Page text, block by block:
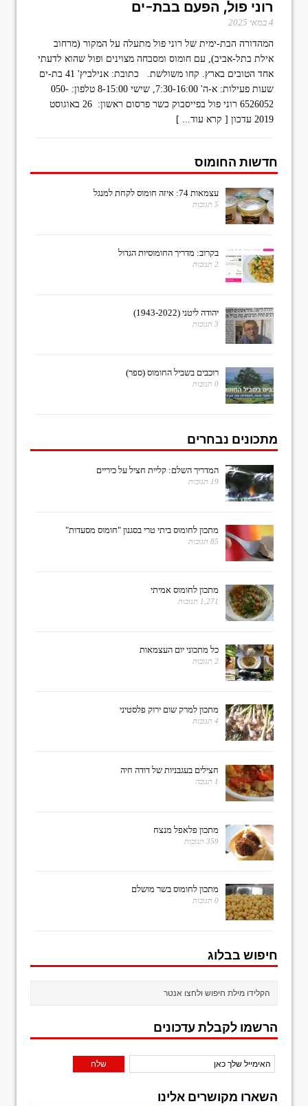
רוני פול, הפעם בבת-ים
4 במאי 2025
המהדורה הבת-ימית של רוני פול מתעלה על המקור (מרחוב
אילת בתל-אביב), עם חומוס ומסבחה מצוינים ופול שהוא לדעתי
אחד הטובים בארץ. קחו משולשת. כתובת: אנילביץ' 41 בת-ים
שעות פעילות: א-ה' 7:30-16:00, שישי 8-15:00 טלפון: 050-
6526052 רוני פול בפייסבוק כשר פרסום ראשון: 26 באוגוסט
2019 עדכון
[ קרא עוד... ]
חדשות החומוס
עצמאות 74: איזה חומוס לקחת למנגל
5 תגובות
בקרוב: מדריך החומוסיות הגדול
2 תגובות
יהודה ליטני (1943-2022)
3 תגובות
רוכבים בשביל החומוס (ספר)
0 תגובות
מתכונים נבחרים
המדריך השלם: קליית חציל על כיריים
19 תגובות
מתכון לחומוס ביתי טרי בסגנון "חומוס מסעדות"
85 תגובות
מתכון לחומוס אמיתי
1,271 תגובות
כל מתכוני יום העצמאות
2 תגובות
מתכון למרק שום ירוק פלסטיני
4 תגובות
חצילים בעגבניות של דודה חיה
1 תגובה
מתכון פלאפל מנצח
359 תגובות
מתכון לחומוס בשר מושלם
0 תגובות
חיפוש בבלוג
הרשמו לקבלת עדכונים
השארו מקושרים אלינו